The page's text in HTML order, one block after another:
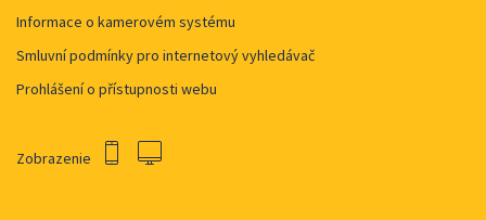
Informace o kamerovém systému
Smluvní podmínky pro internetový vyhledávač
Prohlášení o přístupnosti webu
Zobrazenie